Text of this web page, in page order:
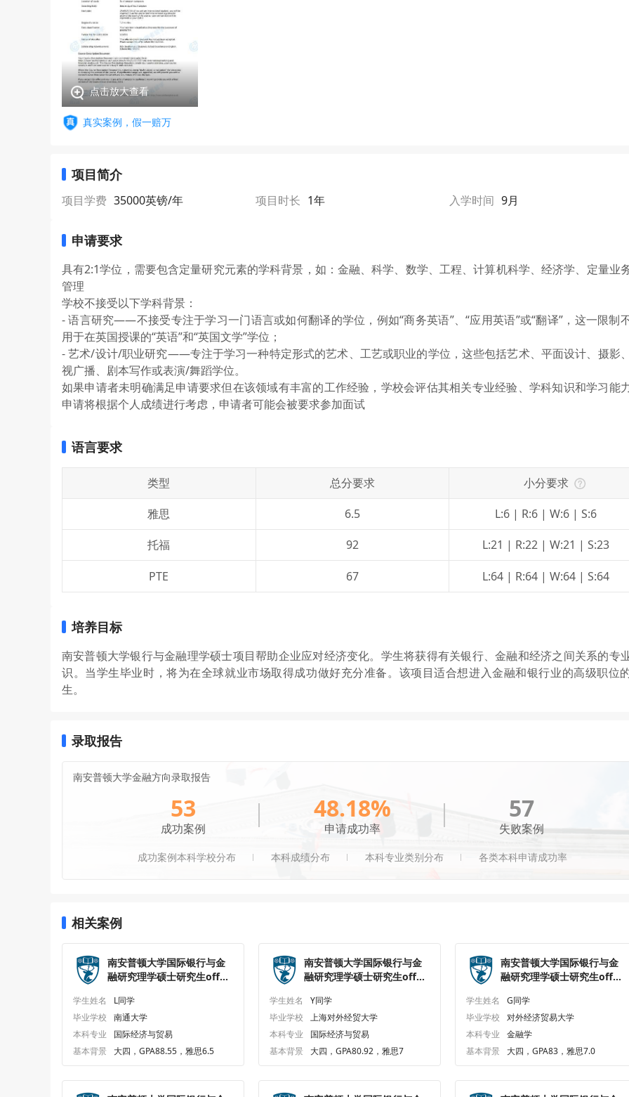
点击放大查看
真实案例，假一赔万
项目简介
项目学费 35000英镑/年 项目时长 1年 入学时间 9月
申请要求
具有2:1学位，需要包含定量研究元素的学科背景，如：金融、科学、数学、工程、计算机科学、经济学、定量业
管理
学校不接受以下学科背景：
- 语言研究——不接受专注于学习一门语言或如何翻译的学位，例如“商务英语”、“应用英语”或“翻译”，这一限制
用于在英国授课的“英语”和“英国文学”学位；
- 艺术/设计/职业研究——专注于学习一种特定形式的艺术、工艺或职业的学位，这些包括艺术、平面设计、摄影
视广播、剧本写作或表演/舞蹈学位。
如果申请者未明确满足申请要求但在该领域有丰富的工作经验，学校会评估其相关专业经验、学科知识和学习能
申请将根据个人成绩进行考虑，申请者可能会被要求参加面试
语言要求
类型 总分要求
小分要求
雅思
6.5
L:6 | R:6 | W:6 | S:6
托福
92 L:21 | R:22 | W:21 | S:23
PTE 67 L:64 | R:64 | W:64 | S:64
培养目标
南安普顿大学银行与金融理学硕士项目帮助企业应对经济变化。学生将获得有关银行、金融和经济之间关系的专
识。当学生毕业时，将为在全球就业市场取得成功做好充分准备。该项目适合想进入金融和银行业的高级职位
生。
录取报告
南安普顿大学金融方向录取报告
53
成功案例
48.18%
申请成功率
57
失败案例
成功案例本科学校分布 本科成绩分布 本科专业类别分布 各类本科申请成功率
相关案例
南安普顿大学国际银行与金
融研究理学硕士研究生offer
学生姓名
L同学
毕业学校
南通大学
本科专业
国际经济与贸易
基本背景
大四，GPA88.55，雅思6.5
南安普顿大学国际银行与金
融研究理学硕士研究生offer
学生姓名
Y同学
毕业学校
上海对外经贸大学
本科专业
国际经济与贸易
基本背景
大四，GPA80.92，雅思7
南安普顿大学国际银行与金
融研究理学硕士研究生offer
学生姓名
G同学
毕业学校
对外经济贸易大学
本科专业
金融学
基本背景
大四，GPA83，雅思7.0